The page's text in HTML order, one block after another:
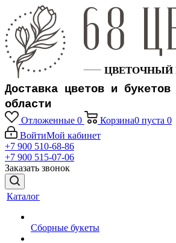
Доставка цветов и
области
Отложенные 0 Корзина0 пуста 0
ВойтиМой кабинет
+7 900 510-68-86
+7 900 515-07-06
Заказать звонок
Каталог
Сборные букеты